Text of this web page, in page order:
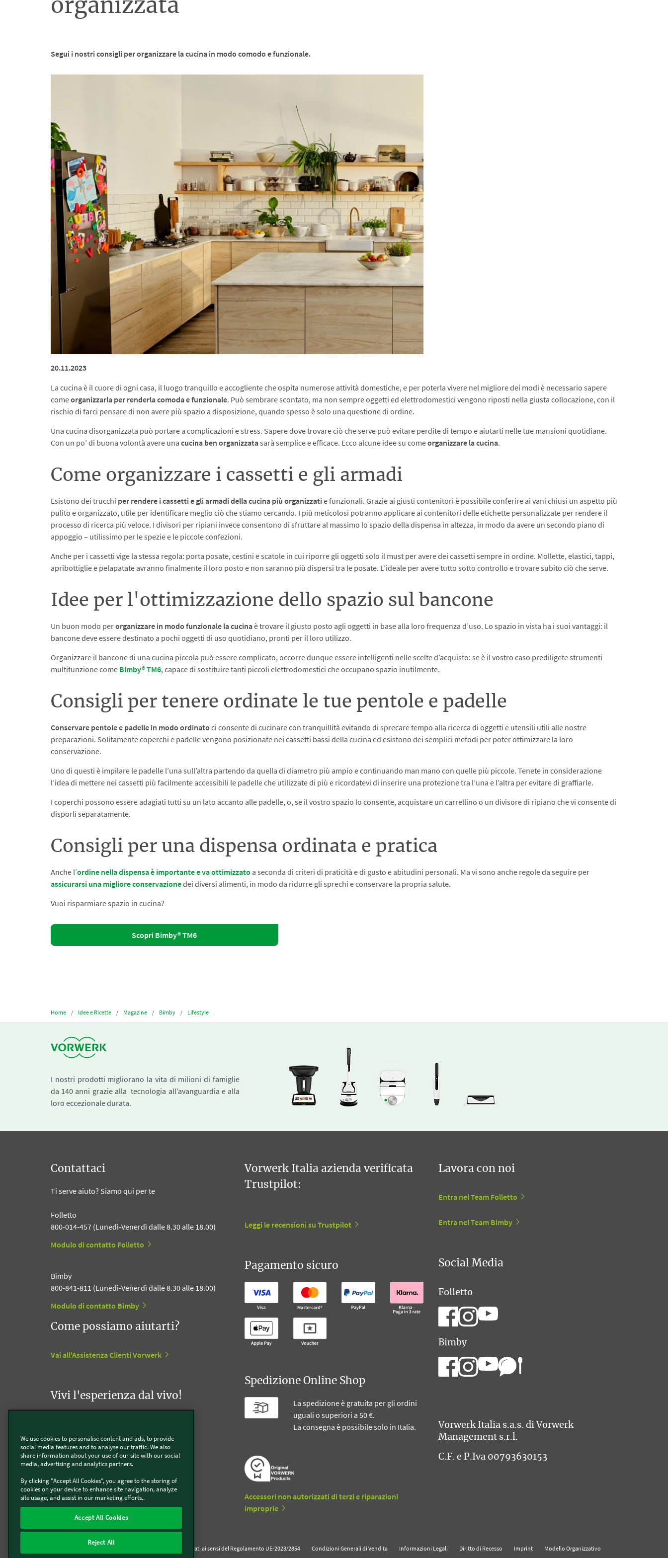
organizzata
Segui i nostri consigli per organizzare la cucina in modo comodo e funzionale.
20.11.2023
La cucina è il cuore di ogni casa, il luogo tranquillo e accogliente che ospita numerose attività domestiche, e per poterla vivere nel migliore dei modi è necessario sapere
comeorganizzarla per renderla comoda e funzionale. Può sembrare scontato, ma non sempre oggetti ed elettrodomestici vengono riposti nella giusta collocazione, con il
rischio di farci pensare di non avere più spazio a disposizione, quando spesso è solo una questione di ordine.
Una cucina disorganizzata può portare a complicazioni e stress. Sapere dove trovare ciò che serve può evitare perdite di tempo e aiutarti nelle tue mansioni quotidiane.
Con un po’ di buona volontà avere una cucina ben organizzatasarà semplice e efficace. Ecco alcune idee su comeorganizzare la cucina.
Come organizzare i cassetti e gli armadi
Esistono dei trucchi per rendere i cassetti e gli armadi della cucina più organizzati e funzionali. Grazie ai giusti contenitori è possibile conferire ai vani chiusi un aspetto più
pulito e organizzato, utile per identificare meglio ciò che stiamo cercando. I più meticolosi potranno applicare ai contenitori delle etichette personalizzate per rendere il
processo di ricerca più veloce. I divisori per ripiani invece consentono di sfruttare al massimo lo spazio della dispensa in altezza, in modo da avere un secondo piano di
appoggio – utilissimo per le spezie e le piccole confezioni.
Anche per i cassetti vige la stessa regola: porta posate, cestini e scatole in cui riporre gli oggetti solo il must per avere dei cassetti sempre in ordine. Mollette, elastici, tappi,
apribottiglie e pelapatate avranno finalmente il loro posto e non saranno più dispersi tra le posate. L’ideale per avere tutto sotto controllo e trovare subito ciò che serve.
Idee per l'ottimizzazione dello spazio sul bancone
Un buon modo perorganizzare in modo funzionale la cucinaè trovare il giusto posto agli oggetti in base alla loro frequenza d’uso. Lo spazio in vista ha i suoi vantaggi: il
bancone deve essere destinato a pochi oggetti di uso quotidiano, pronti per il loro utilizzo.
Organizzare il bancone di una cucina piccola può essere complicato, occorre dunque essere intelligenti nelle scelte d’acquisto: se è il vostro caso prediligete strumenti
multifunzione come Bimby® TM6, capace di sostituire tanti piccoli elettrodomestici che occupano spazio inutilmente.
Consigli per tenere ordinate le tue pentole e padelle
Conservare pentole e padelle in modo ordinato ci consente di cucinare con tranquillità evitando di sprecare tempo alla ricerca di oggetti e utensili utili alle nostre
preparazioni. Solitamente coperchi e padelle vengono posizionate nei cassetti bassi della cucina ed esistono dei semplici metodi per poter ottimizzare la loro
conservazione.
Uno di questi è impilare le padelle l’una sull’altra partendo da quella di diametro più ampio e continuando man mano con quelle più piccole. Tenete in considerazione
l’idea di mettere nei cassetti più facilmente accessibili le padelle che utilizzate di più e ricordatevi di inserire una protezione tra l’una e l’altra per evitare di graffiarle.
I coperchi possono essere adagiati tutti su un lato accanto alle padelle, o, se il vostro spazio lo consente, acquistare un carrellino o un divisore di ripiano che vi consente di
disporli separatamente.
Consigli per una dispensa ordinata e pratica
Anche l’ordine nella dispensa è importante e va ottimizzato a seconda di criteri di praticità e di gusto e abitudini personali. Ma vi sono anche regole da seguire per
assicurarsi una migliore conservazionedei diversi alimenti, in modo da ridurre gli sprechi e conservare la propria salute.
Vuoi risparmiare spazio in cucina?
Scopri Bimby® TM6
Home Idee e Ricette Magazine Bimby Lifestyle
I nostri prodotti migliorano la vita di milioni di famiglie
da 140 anni grazie alla tecnologia all’avanguardia e alla
loro eccezionale durata.
Contattaci
Ti serve aiuto? Siamo qui per te
Folletto
800-014-457 (Lunedì-Venerdì dalle 8.30 alle 18.00)
Modulo di contatto Folletto
Bimby
800-841-811 (Lunedì-Venerdì dalle 8.30 alle 18.00)
Modulo di contatto Bimby
Come possiamo aiutarti?
Vai all'Assistenza Clienti Vorwerk
Vivi l'esperienza dal vivo!
Appuntamento con un Incaricato Bimby
Vorwerk Italia azienda verificata
Trustpilot:
Leggi le recensioni su Trustpilot
Pagamento sicuro
Spedizione Online Shop
La spedizione è gratuita per gli ordini
uguali o superiori a 50 €.
La consegna è possibile solo in Italia.
Accessori non autorizzati di terzi e riparazioni
improprie
Lavora con noi
Entra nel Team Folletto
Entra nel Team Bimby
Social Media
Folletto
Bimby
Vorwerk Italia s.a.s. di Vorwerk
Management s.r.l.
C.F. e P.Iva 00793630153
Informativa Privacy & Cookies Licenza dati ai sensi del Regolamento UE-2023/2854 Condizioni Generali di Vendita Informazioni Legali Diritto di Recesso Imprint
Modello Organizzativo
We use cookies to personalise content and ads, to provide
social media features and to analyse our traffic. We also
share information about your use of our site with our social
media, advertising and analytics partners.
By clicking "Accept All Cookies", you agree to the storing of
cookies on your device to enhance site navigation, analyze
site usage, and assist in our marketing efforts..
Accept All Cookies
Reject All